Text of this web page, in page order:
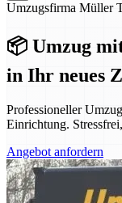
Umzugsfirma Müller
📦 Umzug
in Ihr neues
Professioneller
Einrichtung.
Angebot anfordern